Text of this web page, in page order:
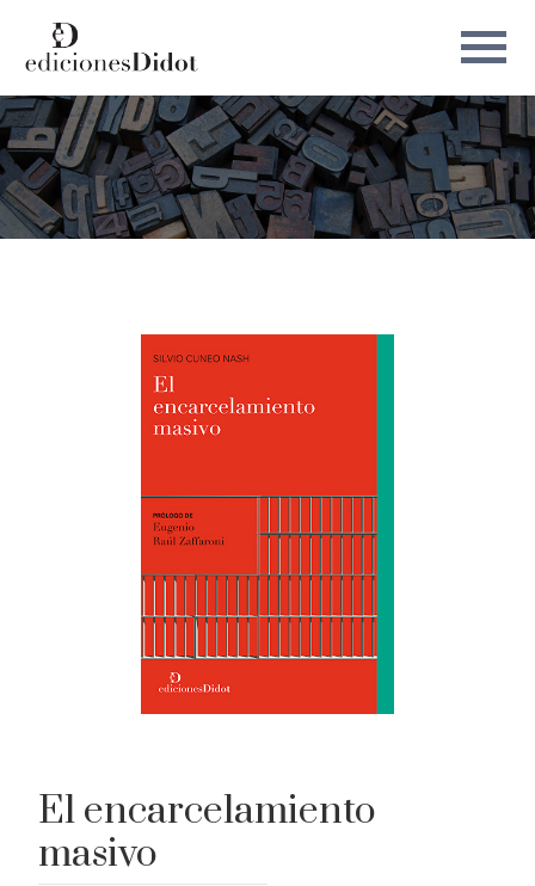
El encarcelamiento
masivo